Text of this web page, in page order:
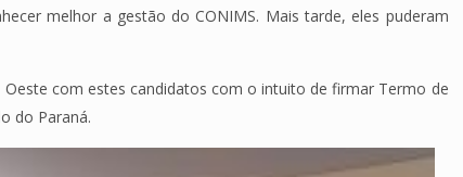
melhor a gestão do CONIMS. Mais tarde, eles puderam
com estes candidatos com o intuito de firmar Termo de
do Paraná.